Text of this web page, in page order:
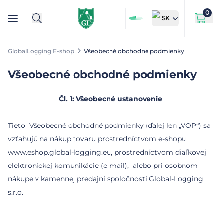
SK
0
GlobalLogging E-shop Všeobecné obchodné podmienky
Všeobecné obchodné podmienky
Čl. 1: Všeobecné ustanovenie
Tieto Všeobecné obchodné podmienky (ďalej len „VOP“) sa
vzťahujú na nákup tovaru prostredníctvom e-shopu
www.eshop.global-logging.eu, prostredníctvom diaľkovej
elektronickej komunikácie (e-mail), alebo pri osobnom
nákupe v kamennej predajni spoločnosti Global-Logging
s.r.o.